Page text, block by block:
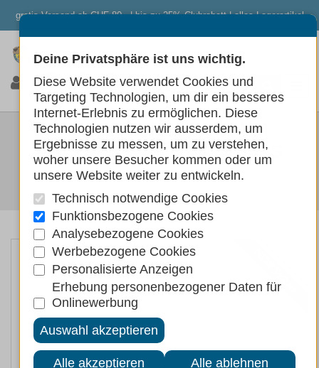
gratis Versand ab CHF 80.- | bis zu 25% Clubrabatt | alles Lagerartikel
0 0 0
SWISSPET KRATZBAUM
LOCHPODEST 48CM WEISS
Katzen Wohnen
Katzenbäume
Ersatzteile New System
NEW System
Deine Privatsphäre ist uns wichtig.
Diese Website verwendet Cookies und
Targeting Technologien, um dir ein besseres
Internet-Erlebnis zu ermöglichen. Diese
Technologien nutzen wir ausserdem, um
Ergebnisse zu messen, um zu verstehen,
woher unsere Besucher kommen oder um
unsere Website weiter zu entwickeln.
Technisch notwendige Cookies
Funktionsbezogene Cookies
Analysebezogene Cookies
Werbebezogene Cookies
Personalisierte Anzeigen
Erhebung personenbezogener Daten für
Onlinewerbung